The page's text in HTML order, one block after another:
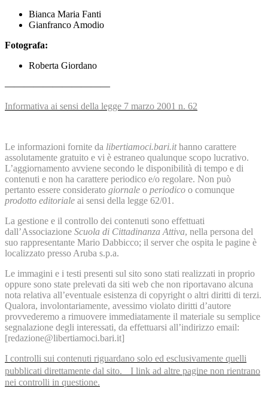
Bianca Maria Fanti
Gianfranco Amodio
Fotografa:
Roberta Giordano
———————————
Informativa ai sensi della legge 7 marzo 2001 n. 62
Le informazioni fornite da libertiamoci.bari.ithanno carattere
assolutamente gratuito e vi è estraneo qualunque scopo lucrativo.
L’aggiornamento avviene secondo le disponibilità di tempo e di
contenuti e non ha carattere periodico e/o regolare. Non può
pertanto essere considerato giornale o periodico o comunque
prodotto editoriale ai sensi della legge 62/01.
La gestione e il controllo dei contenuti sono effettuati
dall’Associazione Scuola di Cittadinanza Attiva, nella persona del
suo rappresentante Mario Dabbicco; il server che ospita le pagine è
localizzato presso Aruba s.p.a.
Le immagini e i testi presenti sul sito sono stati realizzati in proprio
oppure sono state prelevati da siti web che non riportavano alcuna
nota relativa all’eventuale esistenza di copyright o altri diritti di terzi.
Qualora, involontariamente, avessimo violato diritti d’autore
provvederemo a rimuovere immediatamente il materiale su semplice
segnalazione degli interessati, da effettuarsi all’indirizzo email:
[redazione@libertiamoci.bari.it]
I controlli sui contenuti riguardano solo ed esclusivamente quelli
pubblicati direttamente dal sito. I link ad altre pagine non rientrano
nei controlli in questione.